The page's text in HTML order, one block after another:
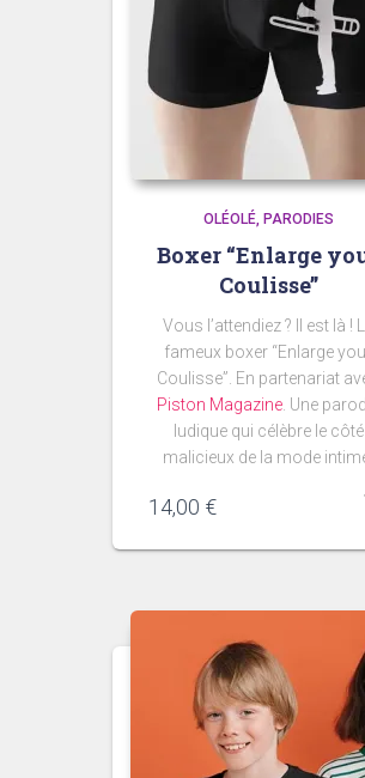
OLÉOLÉ PARODIES
Boxer “Enlarge
Coulisse”
Vous l’attendiez ? Il est là !
fameux boxer “Enlarge
Coulisse”. En partenariat
Piston Magazine . Une
ludique qui célèbre le côté
malicieux de la mode
14,00 €